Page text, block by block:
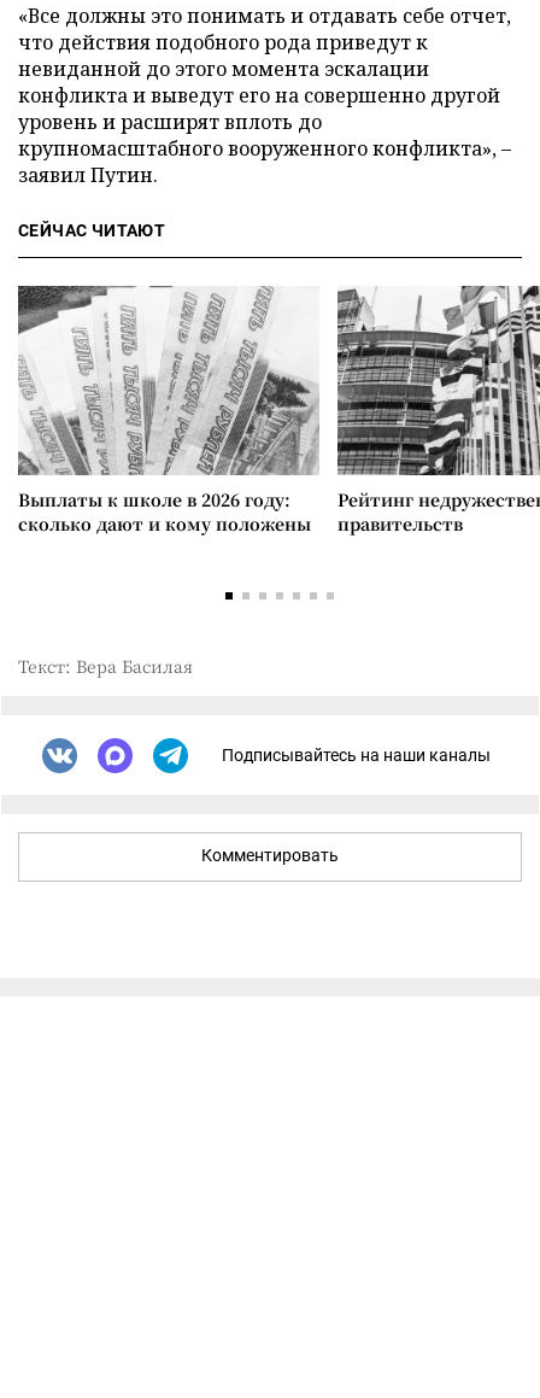
«Все должны это понимать и отдавать себе отчет,
что действия подобного рода приведут к
невиданной до этого момента эскалации
конфликта и выведут его на совершенно другой
уровень и расширят вплоть до
крупномасштабного вооруженного конфликта», –
заявил Путин.
СЕЙЧАС ЧИТАЮТ
Выплаты к школе в 2026 году:
сколько дают и кому положены
Рейтинг
правительств
Текст: Вера Басилая
Подписывайтесь на наши каналы
Комментировать